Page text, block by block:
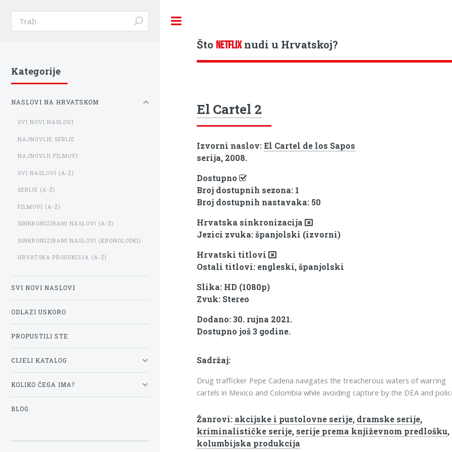
ŠtoNETFLIXnudi u Hrvatskoj?
El Cartel 2
Izvorni naslov:El Cartel de los Sapos
serija, 2008.
Dostupno
Broj dostupnih sezona: 1
Broj dostupnih nastavaka: 50
Hrvatska sinkronizacija
Jezici zvuka: španjolski (izvorni)
Hrvatski titlovi
Ostali titlovi: engleski, španjolski
Slika: HD (1080p)
Zvuk: Stereo
Dodano: 30. rujna 2021.
Dostupno još 3 godine.
Sadržaj:
Drug trafficker Pepe Cadena navigates the treacherous waters of warring
cartels in Mexico and Colombia while avoiding capture by the DEA and
Žanrovi: akcijske i pustolovne serije, dramske serije,
kriminalističke serije, serije prema književnom predlošku,
kolumbijska produkcija
Kategorije
NASLOVI NA HRVATSKOM
SVI NOVI NASLOVI
NAJNOVIJE SERIJE
NAJNOVIJI FILMOVI
SVI NASLOVI (A-Ž)
SERIJE (A-Ž)
FILMOVI (A-Ž)
SINKRONIZIRANI NASLOVI (A-Ž)
SINKRONIZIRANI NASLOVI (KRONOLOŠKI)
HRVATSKA PRODUKCIJA (A-Ž)
SVI NOVI NASLOVI
ODLAZI USKORO
PROPUSTILI STE
CIJELI KATALOG
KOLIKO ČEGA IMA?
BLOG
Toggle